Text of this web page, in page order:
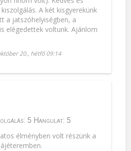
A két kisgyerekünk
a jatszóhelyiségben, a
elégedettek voltunk. Ajánlom
20., hétfő 09:14
5 Hangulat: 5
élményben volt részünk a